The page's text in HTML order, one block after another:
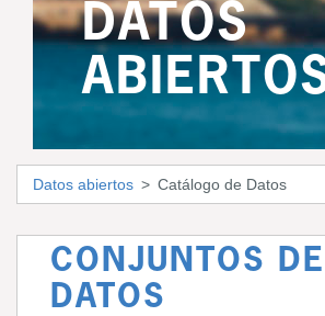
DATOS
Datos abiertos Catálogo de Datos
CONJUNTOS DE
DATOS